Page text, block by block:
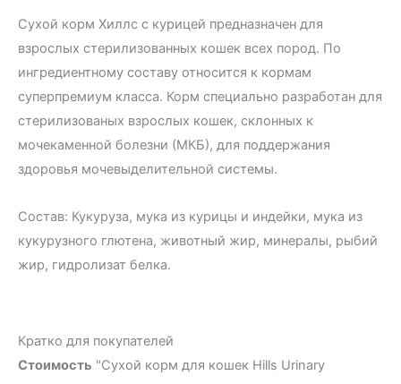
Сухой корм Хиллс с курицей предназначен для
взрослых стерилизованных кошек всех пород. По
ингредиентному составу относится к кормам
суперпремиум класса. Корм специально разработан для
стерилизованых взрослых кошек, склонных к
мочекаменной болезни (МКБ), для поддержания
здоровья мочевыделительной системы.
Состав: Кукуруза, мука из курицы и индейки, мука из
кукурузного глютена, животный жир, минералы, рыбий
жир, гидролизат белка.
Кратко для покупателей
Стоимость "Сухой корм для кошек Hills Urinary